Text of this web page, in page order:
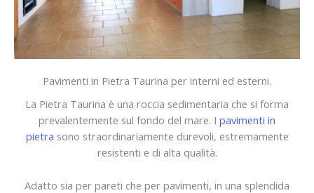
Pavimenti in Pietra Taurina per interni ed esterni.
La Pietra Taurina è una roccia sedimentaria che si forma
prevalentemente sul fondo del mare. I pavimenti in
pietra sono straordinariamente durevoli, estremamente
resistenti e di alta qualità.
Adatto sia per pareti che per pavimenti, in una splendida